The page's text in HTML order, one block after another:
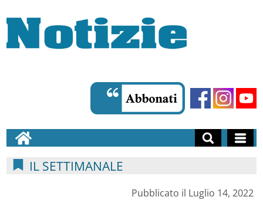
IL SETTIMANALE
Pubblicato il Luglio 14, 2022